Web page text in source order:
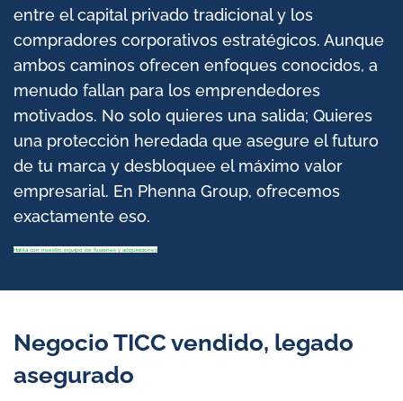
entre el capital privado tradicional y los
compradores corporativos estratégicos. Aunque
ambos caminos ofrecen enfoques conocidos, a
menudo fallan para los emprendedores
motivados. No solo quieres una salida; Quieres
una protección heredada que asegure el futuro
de tu marca y desbloquee el máximo valor
empresarial. En Phenna Group, ofrecemos
exactamente eso.
Habla con nuestro equipo de fusiones y adquisiciones
Negocio TICC vendido, legado
asegurado